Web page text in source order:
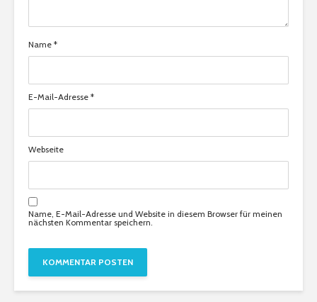
Name *
E-Mail-Adresse *
Webseite
Name, E-Mail-Adresse und Website in diesem Browser für meinen
nächsten Kommentar speichern.